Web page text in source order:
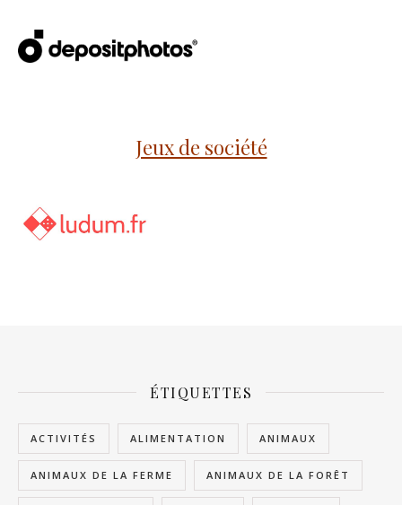
Jeux de société
ÉTIQUETTES
ACTIVITÉS ALIMENTATION ANIMAUX
ANIMAUX DE LA FERME ANIMAUX DE LA FORÊT